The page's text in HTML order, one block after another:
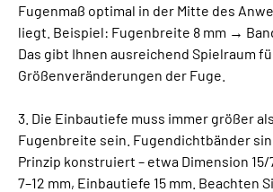
Fugenmaß optimal in der Mitte des
liegt. Beispiel: Fugenbreite 8 mm →
Das gibt Ihnen ausreichend Spielraum
Größenveränderungen der Fuge.
3. Die Einbautiefe muss immer größer
Fugenbreite sein. Fugendichtbänder
Prinzip konstruiert – etwa Dimension
7–12 mm, Einbautiefe 15 mm. Beachten